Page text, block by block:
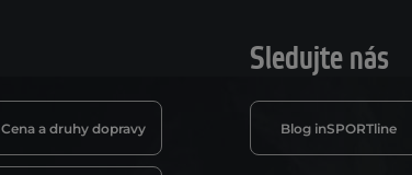
Cena a druhy dopravy
Sledujte nás
Blog inSPORTline